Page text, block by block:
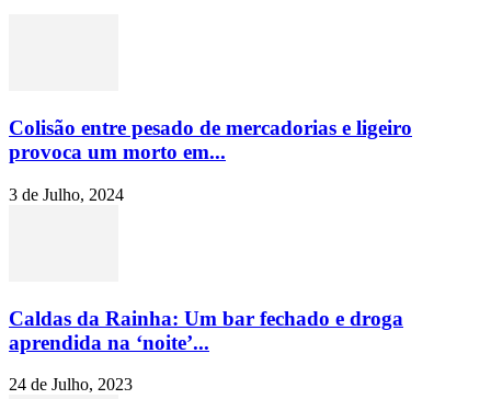
Colisão entre pesado de mercadorias e ligeiro
provoca um morto em...
3 de Julho, 2024
Caldas da Rainha: Um bar fechado e droga
aprendida na ‘noite’...
24 de Julho, 2023